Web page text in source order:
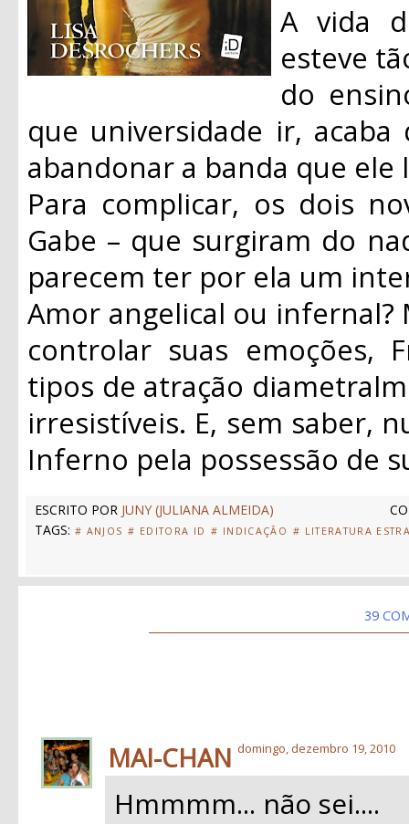
A vida
esteve
do
que universidade ir,
abandonar a banda que ele
Para complicar, os dois
Gabe – que surgiram do
parecem ter por ela um
Amor angelical ou
controlar suas emoções,
tipos de atração
irresistíveis. E, sem saber,
Inferno pela possessão de
ESCRITO POR JUNY (JULIANA ALMEIDA)
TAGS: # ANJOS # EDITORA ID # INDICAÇÃO # LITERATURA
39
MAI-CHAN domingo, dezembro 19, 2010
Hmmmm... não sei....